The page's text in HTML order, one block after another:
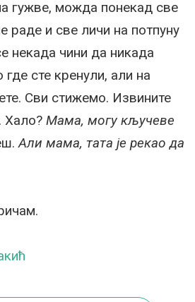
гужве, можда понекад све
раде и све личи на потпуну
некада чини да никада
где сте кренули, али на
Сви стижемо. Извините
Хало? Мама, могу кључеве
Али мама, тата је рекао да